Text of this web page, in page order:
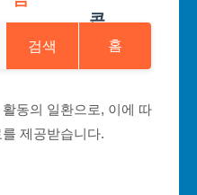
검색 홈
동의 일환으로, 이에 따
제공받습니다.